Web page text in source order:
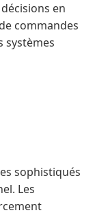
en
commandes
systèmes
sophistiqués
Les